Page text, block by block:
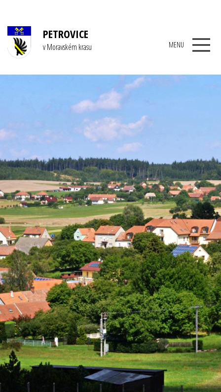
PETROVICE
v Moravském krasu MENU